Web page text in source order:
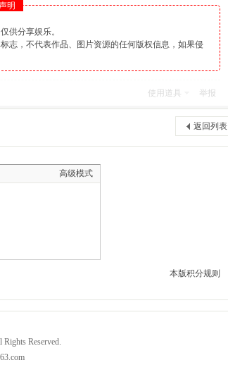
明
供分享娱乐。
志，不代表作品、图片资源的任何版权信息，如果侵
使用道具 举报
返回列表
高级模式
本版积分规则
Reserved.